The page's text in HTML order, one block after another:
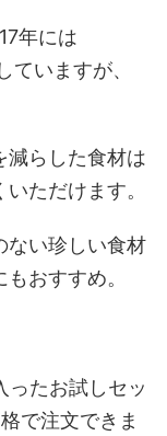
年には
いますが、
減らした食材は
ただけます。
ない珍しい食材
おすすめ。
ったお試しセッ
で注文できま